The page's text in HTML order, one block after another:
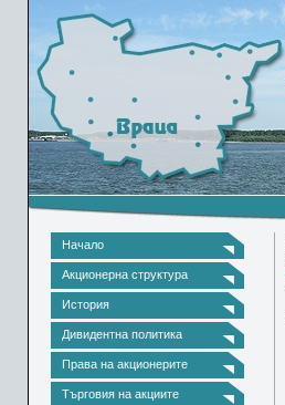
Начало
Акционерна структура
История
Дивидентна политика
Права на акционерите
Търговия на акциите